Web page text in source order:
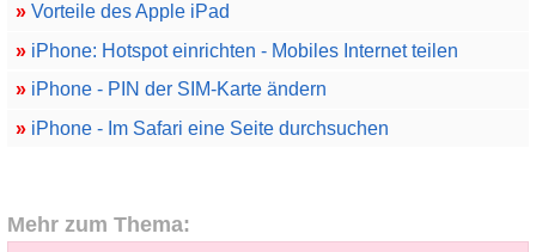
»Vorteile des Apple iPad
»iPhone: Hotspot einrichten - Mobiles Internet teilen
»iPhone - PIN der SIM-Karte ändern
»iPhone - Im Safari eine Seite durchsuchen
Mehr zum Thema: